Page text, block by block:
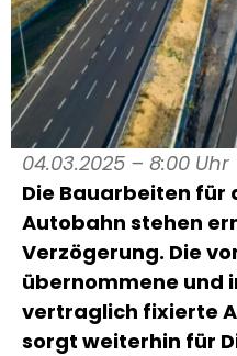
04.03.2025 – 8:00 Uhr
Die Bauarbeiten
Autobahn stehen
Verzögerung. Die
übernommene und
vertraglich fixierte
sorgt weiterhin für